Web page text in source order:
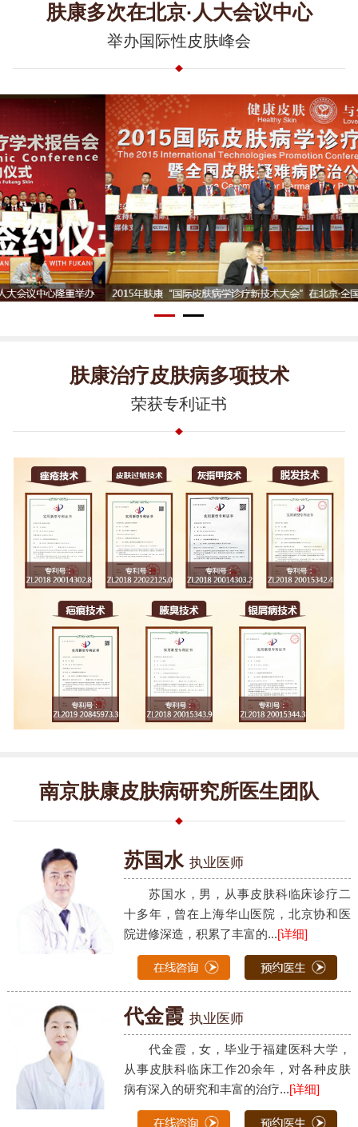
肤康多次在北京·人大会议中心
举办国际性皮肤峰会
肤康治疗皮肤病多项技术
荣获专利证书
南京肤康皮肤病研究所医生团队
苏国水 执业医师
苏国水，男，从事皮肤科临床诊疗二
十多年，曾在上海华山医院，北京协和医
院进修深造，积累了丰富的...[详细]
代金霞 执业医师
代金霞，女，毕业于福建医科大学，
从事皮肤科临床工作20余年，对各种皮肤
病有深入的研究和丰富的治疗...[详细]